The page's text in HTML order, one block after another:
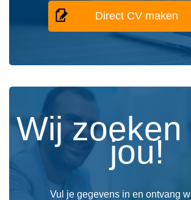
Direct CV maken
Wij zoeken
jou!
Vul je gegevens in en ontvang